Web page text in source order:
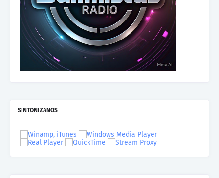
SINTONIZANOS